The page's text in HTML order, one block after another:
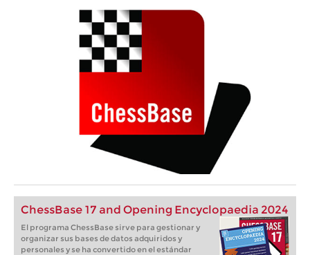
ChessBase 17 and Opening Encyclopaedia 2024
El programa ChessBase sirve para gestionar y
organizar sus bases de datos adquiridos y
personales y se ha convertido en el estándar